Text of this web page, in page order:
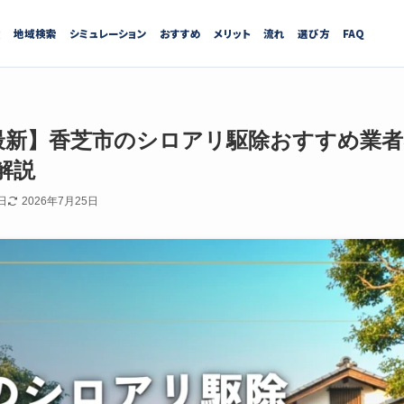
地域検索 シミュレーション おすすめ メリット 流れ 選び方 FAQ
新】香芝市のシロアリ駆除おすすめ業
説
2026年7月25日